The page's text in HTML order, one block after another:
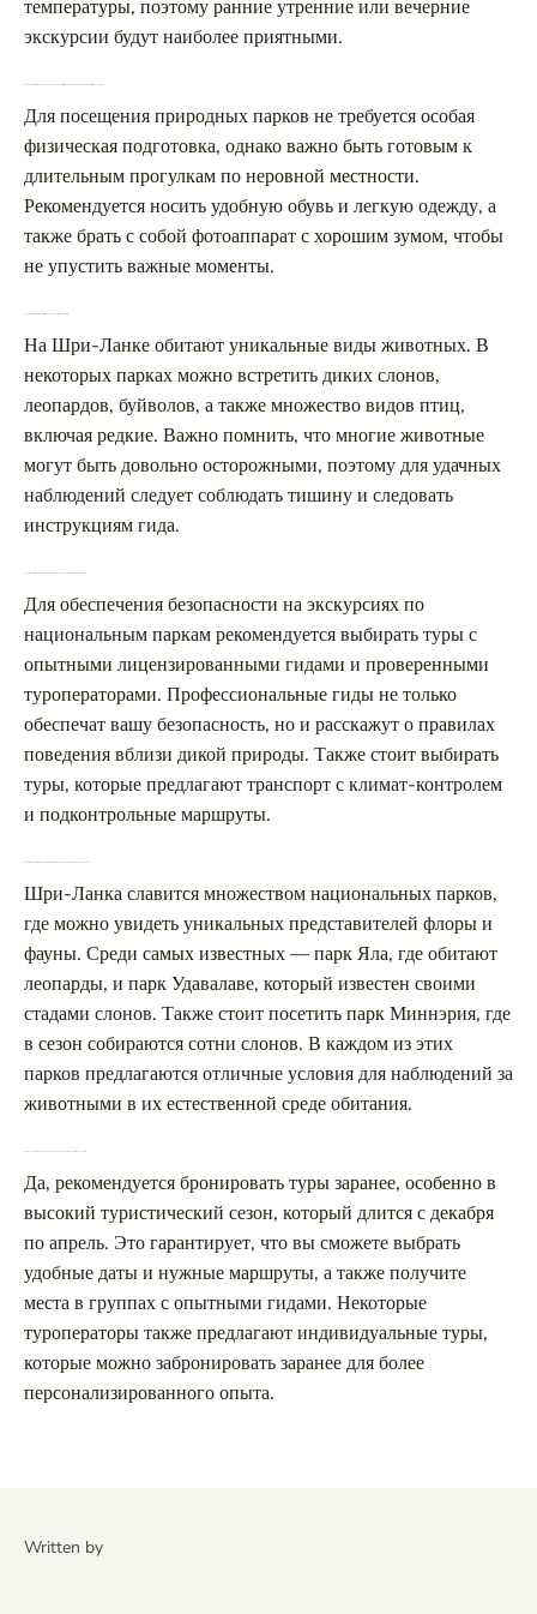
температуры, поэтому ранние утренние или вечерние
экскурсии будут наиболее приятными.
Для посещения природных парков не требуется особая
физическая подготовка, однако важно быть готовым к
длительным прогулкам по неровной местности.
Рекомендуется носить удобную обувь и легкую одежду, а
также брать с собой фотоаппарат с хорошим зумом, чтобы
не упустить важные моменты.
На Шри-Ланке обитают уникальные виды животных. В
некоторых парках можно встретить диких слонов,
леопардов, буйволов, а также множество видов птиц,
включая редкие. Важно помнить, что многие животные
могут быть довольно осторожными, поэтому для удачных
наблюдений следует соблюдать тишину и следовать
инструкциям гида.
Для обеспечения безопасности на экскурсиях по
национальным паркам рекомендуется выбирать туры с
опытными лицензированными гидами и проверенными
туроператорами. Профессиональные гиды не только
обеспечат вашу безопасность, но и расскажут о правилах
поведения вблизи дикой природы. Также стоит выбирать
туры, которые предлагают транспорт с климат-контролем
и подконтрольные маршруты.
Шри-Ланка славится множеством национальных парков,
где можно увидеть уникальных представителей флоры и
фауны. Среди самых известных — парк Яла, где обитают
леопарды, и парк Удавалаве, который известен своими
стадами слонов. Также стоит посетить парк Миннэрия, где
в сезон собираются сотни слонов. В каждом из этих
парков предлагаются отличные условия для наблюдений за
животными в их естественной среде обитания.
Да, рекомендуется бронировать туры заранее, особенно в
высокий туристический сезон, который длится с декабря
по апрель. Это гарантирует, что вы сможете выбрать
удобные даты и нужные маршруты, а также получите
места в группах с опытными гидами. Некоторые
туроператоры также предлагают индивидуальные туры,
которые можно забронировать заранее для более
персонализированного опыта.
Written by